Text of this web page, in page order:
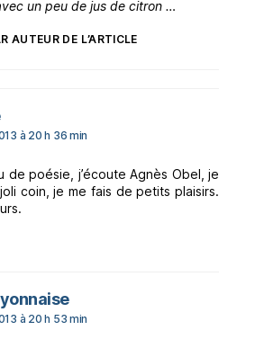
un peu de jus de citron …
AUTEUR DE L’ARTICLE
dit :
à 20 h 36 min
de poésie, j’écoute Agnès Obel, je
coin, je me fais de petits plaisirs.
dit :
à 20 h 53 min